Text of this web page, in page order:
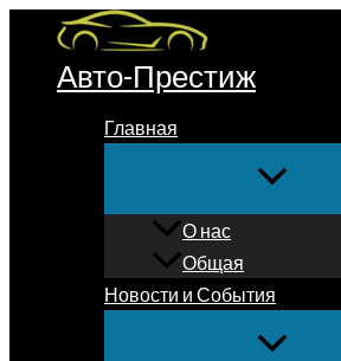
Перейти
содержимому
Авто-Престиж
Главная
О нас
Общая
Новости и События